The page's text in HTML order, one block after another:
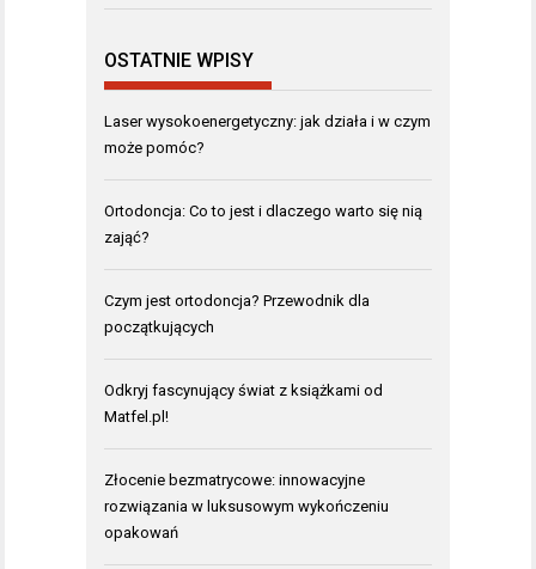
OSTATNIE WPISY
Laser wysokoenergetyczny: jak działa i w czym
może pomóc?
Ortodoncja: Co to jest i dlaczego warto się nią
zająć?
Czym jest ortodoncja? Przewodnik dla
początkujących
Odkryj fascynujący świat z książkami od
Matfel.pl!
Złocenie bezmatrycowe: innowacyjne
rozwiązania w luksusowym wykończeniu
opakowań